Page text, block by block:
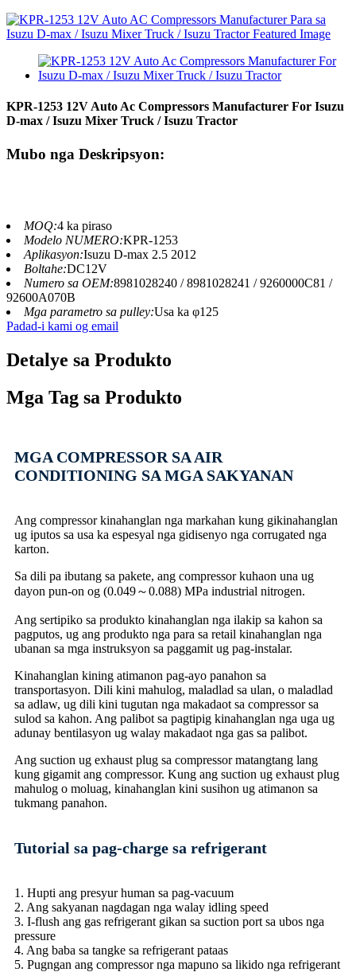
KPR-1253 12V Auto Ac Compressors Manufacturer For Isuzu
D-max / Isuzu Mixer Truck / Isuzu Tractor
Mubo nga Deskripsyon:
MOQ:4 ka piraso
Modelo NUMERO:KPR-1253
Aplikasyon:Isuzu D-max 2.5 2012
Boltahe:DC12V
Numero sa OEM:8981028240 / 8981028241 / 9260000C81 /
92600A070B
Mga parametro sa pulley:Usa ka φ125
Padad-i kami og email
Detalye sa Produkto
Mga Tag sa Produkto
MGA COMPRESSOR SA AIR
CONDITIONING SA MGA SAKYANAN
Ang compressor kinahanglan nga markahan kung gikinahanglan
ug iputos sa usa ka espesyal nga gidisenyo nga corrugated nga
karton.
Sa dili pa ibutang sa pakete, ang compressor kuhaon una ug
dayon pun-on og (0.049～0.088) MPa industrial nitrogen.
Ang sertipiko sa produkto kinahanglan nga ilakip sa kahon sa
pagputos, ug ang produkto nga para sa retail kinahanglan nga
ubanan sa mga instruksyon sa paggamit ug pag-instalar.
Kinahanglan kining atimanon pag-ayo panahon sa
transportasyon. Dili kini mahulog, maladlad sa ulan, o maladlad
sa adlaw, ug dili kini tugutan nga makadaot sa compressor sa
sulod sa kahon. Ang palibot sa pagtipig kinahanglan nga uga ug
adunay bentilasyon ug walay makadaot nga gas sa palibot.
Ang suction ug exhaust plug sa compressor matangtang lang
kung gigamit ang compressor. Kung ang suction ug exhaust plug
mahulog o moluag, kinahanglan kini susihon ug atimanon sa
tukmang panahon.
Tutorial sa pag-charge sa refrigerant
1. Hupti ang presyur human sa pag-vacuum
2. Ang sakyanan nagdagan nga walay idling speed
3. I-flush ang gas refrigerant gikan sa suction port sa ubos nga
pressure
4. Ang baba sa tangke sa refrigerant pataas
5. Pugngan ang compressor nga mapuno sa likido nga refrigerant